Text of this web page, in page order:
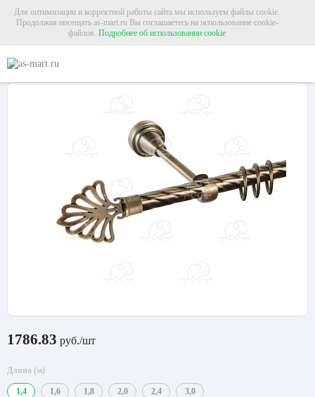
Для оптимизации и корректной работы сайта мы используем файлы cookie.
Продолжая посещать as-mart.ru Вы соглашаетесь на использование cookie-
файлов. Подробнее об использовании cookie
Карниз для штор однорядный «Веер» Ø16К антик
1786.83 руб./шт
Длина (м)
1,4 1,6 1,8 2,0 2,4 3,0